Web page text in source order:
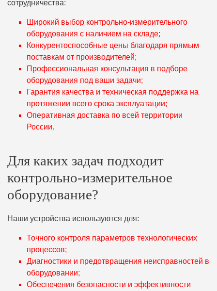
сотрудничества:
Широкий выбор контрольно-измерительного
оборудования с наличием на складе;
Конкурентоспособные цены благодаря прямым
поставкам от производителей;
Профессиональная консультация в подборе
оборудования под ваши задачи;
Гарантия качества и техническая поддержка на
протяжении всего срока эксплуатации;
Оперативная доставка по всей территории
России.
Для каких задач подходит
контрольно-измерительное
оборудование?
Наши устройства используются для:
Точного контроля параметров технологических
процессов;
Диагностики и предотвращения неисправностей в
оборудовании;
Обеспечения безопасности и эффективности